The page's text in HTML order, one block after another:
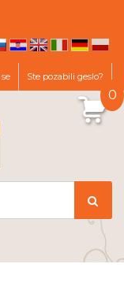
pl
Ste pozabili geslo?
0